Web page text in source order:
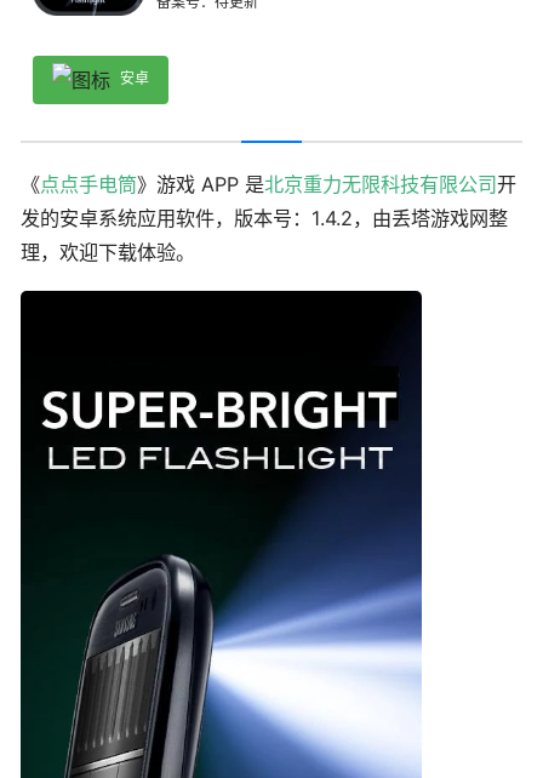
安卓
《点点手电筒》游戏 APP 是北京重力无限科技有限公司开
发的安卓系统应用软件，版本号：1.4.2，由丢塔游戏网整
理，欢迎下载体验。